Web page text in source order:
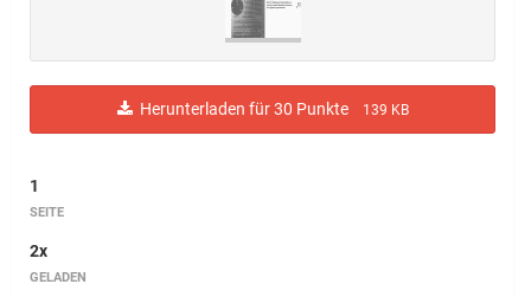
Herunterladen für 30 Punkte 139 KB
1
SEITE
2x
GELADEN